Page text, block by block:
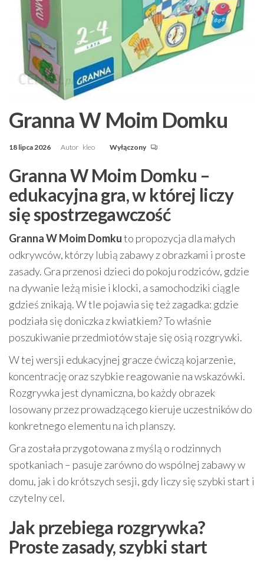
Granna W Moim Domku
18 lipca 2026 Autor kleo Wyłączony
Granna W Moim Domku –
edukacyjna gra, w której liczy
się spostrzegawczość
Granna W Moim Domkuto propozycja dla małych
odkrywców, którzy lubią zabawy z obrazkami i proste
zasady. Gra przenosi dzieci do pokoju rodziców, gdzie
na dywanie leżą misie i klocki, a samochodziki ciągle
gdzieś znikają. W tle pojawia się też zagadka: gdzie
podziała się doniczka z kwiatkiem? To właśnie
poszukiwanie przedmiotów staje się osią rozgrywki.
W tej wersji edukacyjnej gracze ćwiczą kojarzenie,
koncentrację oraz szybkie reagowanie na wskazówki.
Rozgrywka jest dynamiczna, bo każdy obrazek
losowany przez prowadzącego kieruje uczestników do
konkretnego elementu na ich planszy.
Gra została przygotowana z myślą o rodzinnych
spotkaniach – pasuje zarówno do wspólnej zabawy w
domu, jak i do krótszych sesji, gdy liczy się szybki start i
czytelny cel.
Jak przebiega rozgrywka?
Proste zasady, szybki start